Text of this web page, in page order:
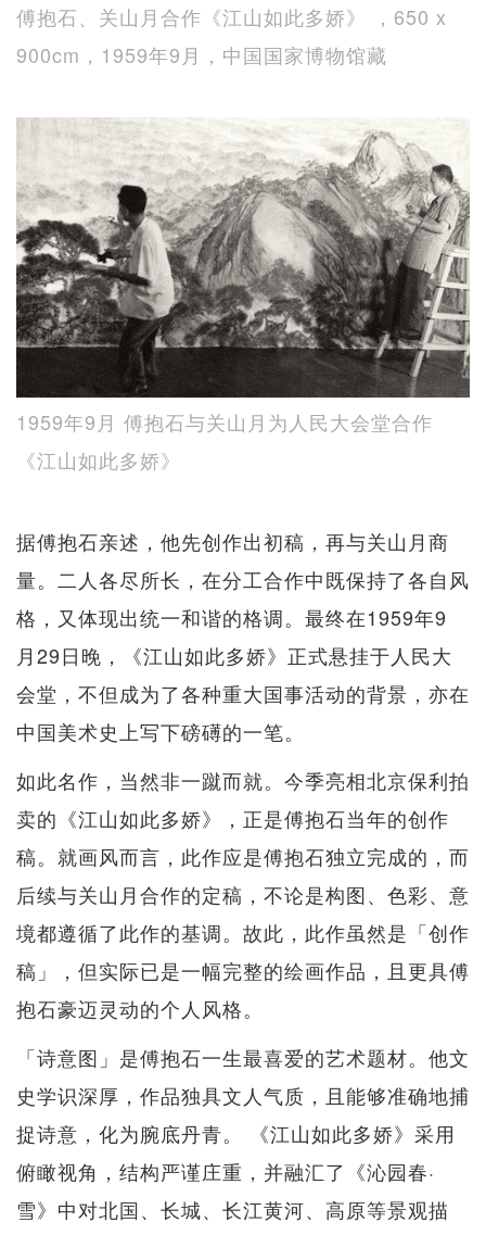
傅抱石、关山月合作《江山如此多娇》 ，650 x
900cm，1959年9月，中国国家博物馆藏
1959年9月 傅抱石与关山月为人民大会堂合作
《江山如此多娇》
据傅抱石亲述，他先创作出初稿，再与关山月商
量。二人各尽所长，在分工合作中既保持了各自风
格，又体现出统一和谐的格调。最终在1959年9
月29日晚，《江山如此多娇》正式悬挂于人民大
会堂，不但成为了各种重大国事活动的背景，亦在
中国美术史上写下磅礡的一笔。
如此名作，当然非一蹴而就。今季亮相北京保利拍
卖的《江山如此多娇》，正是傅抱石当年的创作
稿。就画风而言，此作应是傅抱石独立完成的，而
后续与关山月合作的定稿，不论是构图、色彩、意
境都遵循了此作的基调。故此，此作虽然是「创作
稿」，但实际已是一幅完整的绘画作品，且更具傅
抱石豪迈灵动的个人风格。
「诗意图」是傅抱石一生最喜爱的艺术题材。他文
史学识深厚，作品独具文人气质，且能够准确地捕
捉诗意，化为腕底丹青。 《江山如此多娇》采用
俯瞰视角，结构严谨庄重，并融汇了《沁园春·
雪》中对北国、长城、长江黄河、高原等景观描